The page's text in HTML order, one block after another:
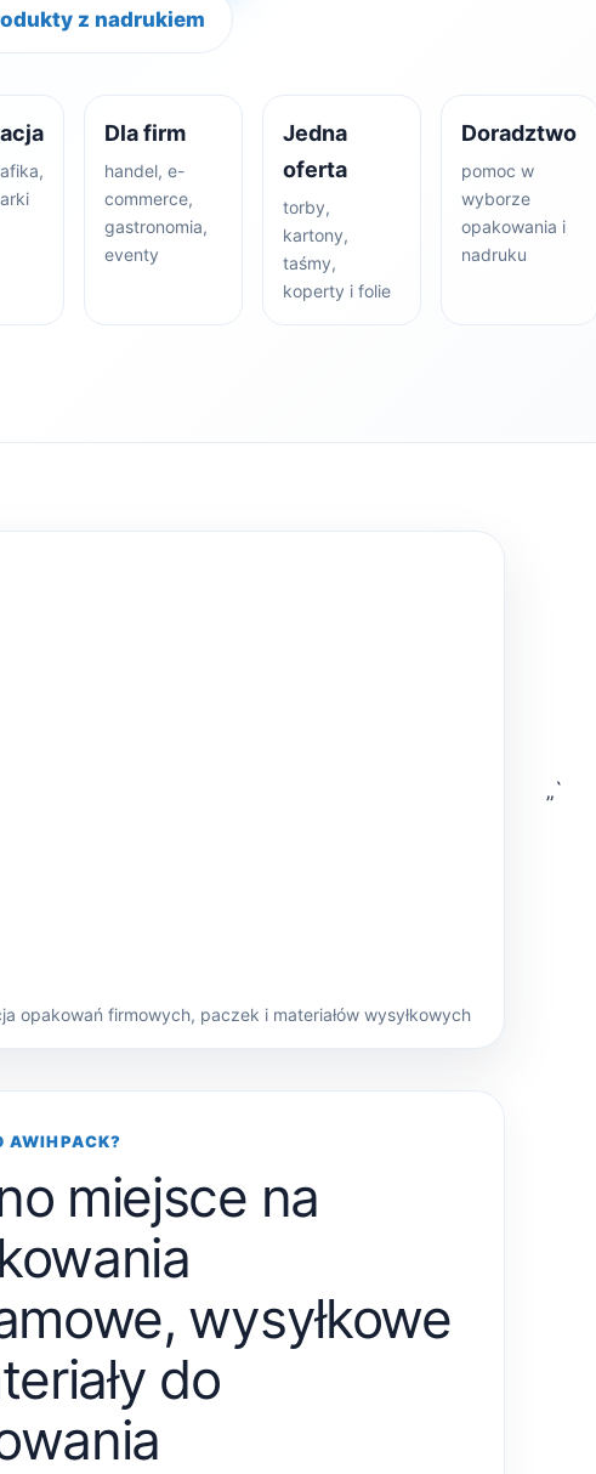
z nadrukiem
Dla firm
handel, e-
commerce,
gastronomia,
eventy
Jedna
oferta
torby,
kartony,
taśmy,
koperty i folie
Doradztwo
pomoc w
wyborze
opakowania i
nadruku
opakowań firmowych, paczek i materiałów wysyłkowych
„`
AWIHPACK?
miejsce na
wysyłkowe
do